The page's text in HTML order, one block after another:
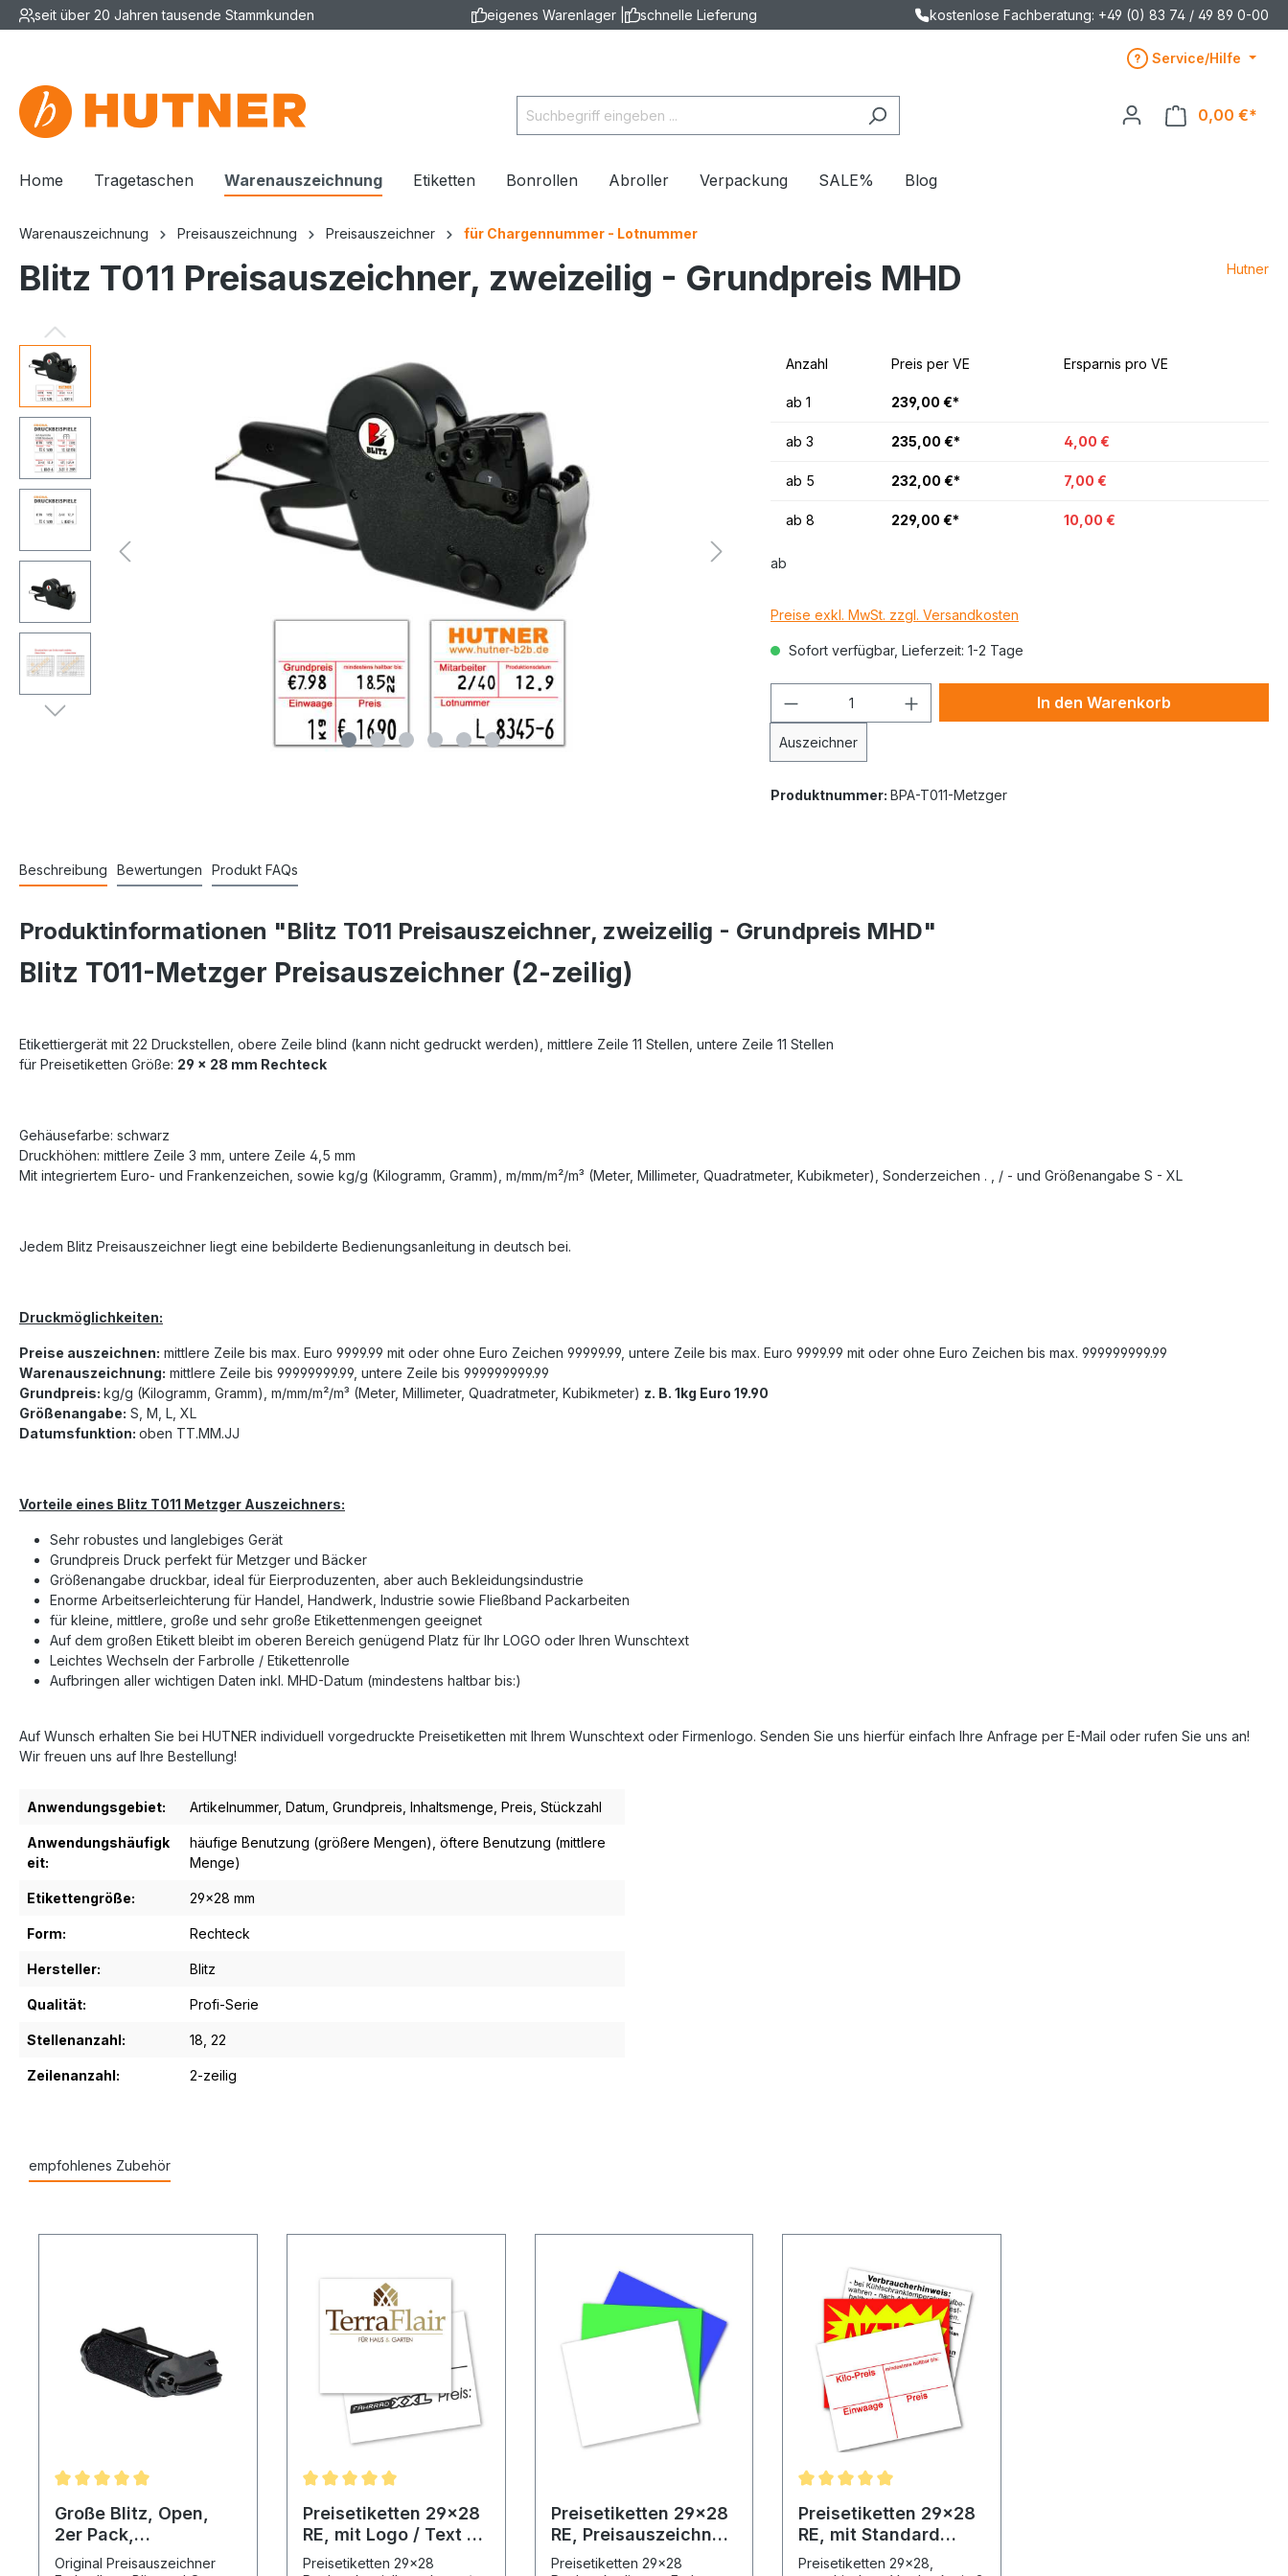
seit über 20 Jahren tausende Stammkunden eigenes Warenlager | schnelle Lieferung kostenlose Fachberatung: +49 (0) 83 74 / 49 89 0-00
Service/Hilfe
0,00 €*
Home Tragetaschen Warenauszeichnung Etiketten Bonrollen Abroller Verpackung SALE% Blog
Warenauszeichnung Preisauszeichnung Preisauszeichner für Chargennummer - Lotnummer
Blitz T011 Preisauszeichner, zweizeilig - Grundpreis MHD Hutner
Anzahl Preis per VE Ersparnis pro VE
ab 1 239,00 €*
ab 3 235,00 €* 4,00 €
ab 5 232,00 €* 7,00 €
ab 8 229,00 €* 10,00 €
ab
Preise exkl. MwSt. zzgl. Versandkosten
Sofort verfügbar, Lieferzeit: 1-2 Tage
Auszeichner
In den Warenkorb
Produktnummer: BPA-T011-Metzger
Beschreibung Bewertungen Produkt FAQs
Produktinformationen "Blitz T011 Preisauszeichner, zweizeilig - Grundpreis MHD"
Blitz T011-Metzger Preisauszeichner (2-zeilig)
Etikettiergerät mit 22 Druckstellen, obere Zeile blind (kann nicht gedruckt werden), mittlere Zeile 11 Stellen, untere Zeile 11 Stellen
für Preisetiketten Größe: 29 x 28 mm Rechteck
Gehäusefarbe: schwarz
Druckhöhen: mittlere Zeile 3 mm, untere Zeile 4,5 mm
Mit integriertem Euro- und Frankenzeichen, sowie kg/g (Kilogramm, Gramm), m/mm/m²/m³ (Meter, Millimeter, Quadratmeter, Kubikmeter), Sonderzeichen . , / - und Größenangabe S - XL
Jedem Blitz Preisauszeichner liegt eine bebilderte Bedienungsanleitung in deutsch bei.
Druckmöglichkeiten:
Preise auszeichnen: mittlere Zeile bis max. Euro 9999.99 mit oder ohne Euro Zeichen 99999.99, untere Zeile bis max. Euro 9999.99 mit oder ohne Euro Zeichen bis max. 999999999.99
Warenauszeichnung: mittlere Zeile bis 99999999.99, untere Zeile bis 999999999.99
Grundpreis: kg/g (Kilogramm, Gramm), m/mm/m²/m³ (Meter, Millimeter, Quadratmeter, Kubikmeter) z. B. 1kg Euro 19.90
Größenangabe: S, M, L, XL
Datumsfunktion: oben TT.MM.JJ
Vorteile eines Blitz T011 Metzger Auszeichners:
Sehr robustes und langlebiges Gerät
Grundpreis Druck perfekt für Metzger und Bäcker
Größenangabe druckbar, ideal für Eierproduzenten, aber auch Bekleidungsindustrie
Enorme Arbeitserleichterung für Handel, Handwerk, Industrie sowie Fließband Packarbeiten
für kleine, mittlere, große und sehr große Etikettenmengen geeignet
Auf dem großen Etikett bleibt im oberen Bereich genügend Platz für Ihr LOGO oder Ihren Wunschtext
Leichtes Wechseln der Farbrolle / Etikettenrolle
Aufbringen aller wichtigen Daten inkl. MHD-Datum (mindestens haltbar bis:)
Auf Wunsch erhalten Sie bei HUTNER individuell vorgedruckte Preisetiketten mit Ihrem Wunschtext oder Firmenlogo. Senden Sie uns hierfür einfach Ihre Anfrage per E-Mail oder rufen Sie uns an!
Wir freuen uns auf Ihre Bestellung!
Anwendungsgebiet: Artikelnummer, Datum , Grundpreis , Inhaltsmenge , Preis , Stückzahl
Anwendungshäufigk
eit:
häufige Benutzung (größere Mengen) , öftere Benutzung (mittlere
Menge)
Etikettengröße: 29x28 mm
Form: Rechteck
Hersteller: Blitz
Qualität: Profi-Serie
Stellenanzahl: 18 , 22
Zeilenanzahl: 2-zeilig
empfohlenes Zubehör
Große Blitz, Open,
2er Pack,
Preisauszeichner
Original Preisauszeichner
Preisetiketten 29x28
RE, mit Logo / Text -
Volumen-Druck
Preisetiketten 29x28
Preisetiketten 29x28
RE, Preisauszeichner
Etikettenrollen
Preisetiketten 29x28
Preisetiketten 29x28
RE, mit Standard
Vordruck Text
Preisetiketten 29x28,